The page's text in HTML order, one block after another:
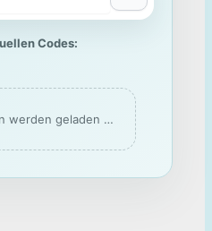
Codes:
werden geladen …